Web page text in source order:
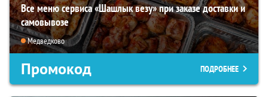
Все меню сервиса «Шашлык везу» при заказе доставки и
самовывозе
Медведково
Промокод ПОДРОБНЕЕ